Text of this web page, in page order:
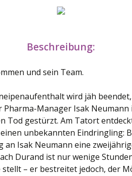
Beschreibung:
und sein Team.
wird jäh
Manager Isak
Tod gestürzt. Am Tatort
unbekannten Eindringling:
an Isak Neumann eine
Durand ist nur wenige
stellt – er bestreitet jedoch, der